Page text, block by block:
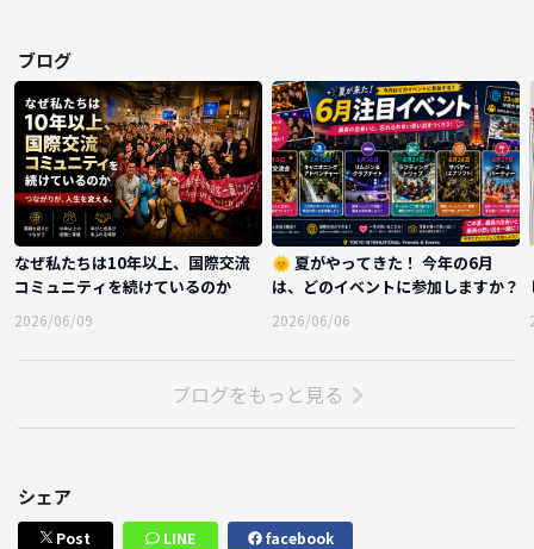
ブログ
なぜ私たちは10年以上、国際交流
コミュニティを続けているのか
2026/06/09
🌞 夏がやってきた！ 今年の6月
は、どのイベントに参加しますか？
2026/06/06
ブログをもっと見る
シェア
Post LINE facebook